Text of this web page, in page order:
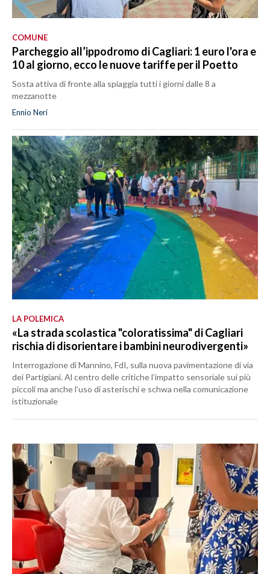
COMUNE
Parcheggio all’ippodromo di Cagliari: 1 euro l'ora e
10 al giorno, ecco le nuove tariffe per il Poetto
Sosta attiva di fronte alla spiaggia tutti i giorni dalle 8 a
mezzanotte
Ennio Neri
LA POLEMICA
«La strada scolastica "coloratissima" di Cagliari
rischia di disorientare i bambini neurodivergenti»
Interrogazione di Mannino, FdI, sulla nuova pavimentazione di via
dei Partigiani. Al centro delle critiche l’impatto sensoriale sui più
piccoli ma anche l’uso di asterischi e schwa nella comunicazione
istituzionale